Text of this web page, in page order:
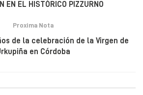
EN EL HISTÓRICO PIZZURNO
Proxima Nota
de la celebración de la Virgen de
en Córdoba